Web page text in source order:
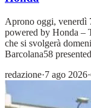
Aprono oggi, venerdì
powered by Honda –
che si svolgerà
Barcolana58
redazione·7 ago 2026·